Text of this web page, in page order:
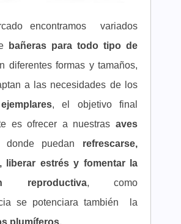
encontramos variados
bañeras para todo tipo de
diferentes formas y tamaños,
a las necesidades de los
ejemplares, el objetivo final
es ofrecer a nuestras aves
puedan refrescarse,
liberar estrés y fomentar la
reproductiva, como
se potenciara también la
plumíferos.